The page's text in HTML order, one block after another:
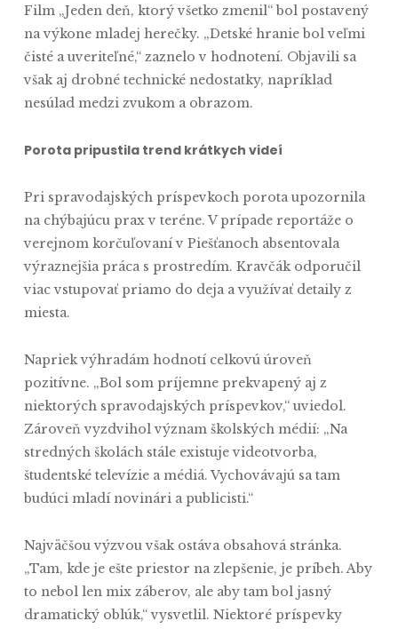
Film „Jeden deň, ktorý všetko zmenil“ bol postavený
na výkone mladej herečky. „Detské hranie bol veľmi
čisté a uveriteľné,“ zaznelo v hodnotení. Objavili sa
však aj drobné technické nedostatky, napríklad
nesúlad medzi zvukom a obrazom.
Porota pripustila trend krátkych videí
Pri spravodajských príspevkoch porota upozornila
na chýbajúcu prax v teréne. V prípade reportáže o
verejnom korčuľovaní v Piešťanoch absentovala
výraznejšia práca s prostredím. Kravčák odporučil
viac vstupovať priamo do deja a využívať detaily z
miesta.
Napriek výhradám hodnotí celkovú úroveň
pozitívne. „Bol som príjemne prekvapený aj z
niektorých spravodajských príspevkov,“ uviedol.
Zároveň vyzdvihol význam školských médií: „Na
stredných školách stále existuje videotvorba,
študentské televízie a médiá. Vychovávajú sa tam
budúci mladí novinári a publicisti.“
Najväčšou výzvou však ostáva obsahová stránka.
„Tam, kde je ešte priestor na zlepšenie, je príbeh. Aby
to nebol len mix záberov, ale aby tam bol jasný
dramatický oblúk,“ vysvetlil. Niektoré príspevky